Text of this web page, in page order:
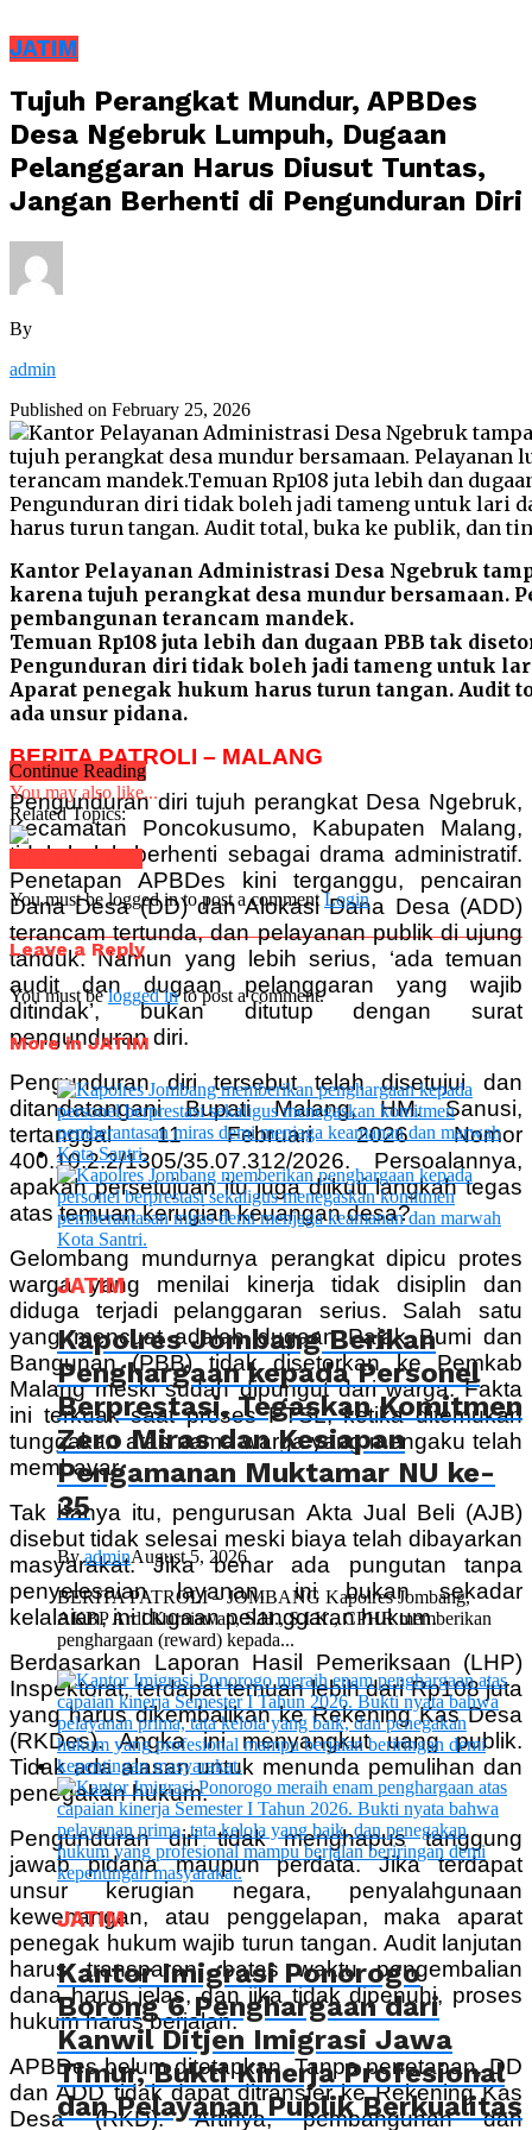
JATIM
Tujuh Perangkat Mundur, APBDes
Desa Ngebruk Lumpuh, Dugaan
Pelanggaran Harus Diusut Tuntas,
Jangan Berhenti di Pengunduran Diri
By
admin
Published on February 25, 2026
Kantor Pelayanan Administrasi Desa Ngebruk
karena tujuh perangkat desa mundur bersamaan.
pembangunan terancam mandek.
Temuan Rp108 juta lebih dan dugaan PBB tak
Pengunduran diri tidak boleh jadi tameng untuk
Aparat penegak hukum harus turun tangan. Audit
ada unsur pidana.
BERITA PATROLI – MALANG
Pengunduran diri tujuh perangkat Desa Ngebruk,
Kecamatan Poncokusumo, Kabupaten Malang,
tidak boleh berhenti sebagai drama administratif.
Penetapan APBDes kini terganggu, pencairan
Dana Desa (DD) dan Alokasi Dana Desa (ADD)
terancam tertunda, dan pelayanan publik di ujung
tanduk. Namun yang lebih serius, ‘ada temuan
audit dan dugaan pelanggaran yang wajib
ditindak’, bukan ditutup dengan surat
pengunduran diri.
Pengunduran diri tersebut telah disetujui dan
ditandatangani Bupati Malang, HM. Sanusi,
tertanggal 11 Februari 2026 Nomor
400.10.2.2/1305/35.07.312/2026. Persoalannya,
apakah persetujuan itu juga diikuti langkah tegas
atas temuan kerugian keuangan desa?
Gelombang mundurnya perangkat dipicu protes
warga yang menilai kinerja tidak disiplin dan
diduga terjadi pelanggaran serius. Salah satu
yang mencuat adalah dugaan Pajak Bumi dan
Bangunan (PBB) tidak disetorkan ke Pemkab
Malang meski sudah dipungut dari warga. Fakta
ini terkuak saat proses PTSL, ketika ditemukan
tunggakan atas nama warga yang mengaku telah
membayar.
Tak hanya itu, pengurusan Akta Jual Beli (AJB)
disebut tidak selesai meski biaya telah dibayarkan
masyarakat. Jika benar ada pungutan tanpa
penyelesaian layanan, ini bukan sekadar
kelalaian, ini dugaan pelanggaran hukum.
Berdasarkan Laporan Hasil Pemeriksaan (LHP)
Inspektorat, terdapat temuan lebih dari Rp108 juta
yang harus dikembalikan ke Rekening Kas Desa
(RKDes). Angka ini menyangkut uang publik.
Tidak ada alasan untuk menunda pemulihan dan
penegakan hukum.
Pengunduran diri tidak menghapus tanggung
jawab pidana maupun perdata. Jika terdapat
unsur kerugian negara, penyalahgunaan
kewenangan, atau penggelapan, maka aparat
penegak hukum wajib turun tangan. Audit lanjutan
harus transparan, batas waktu pengembalian
dana harus jelas, dan jika tidak dipenuhi, proses
hukum harus berjalan.
APBDes belum ditetapkan. Tanpa penetapan, DD
dan ADD tidak dapat ditransfer ke Rekening Kas
Desa (RKD). Artinya, pembangunan dan
Continue Reading
You may also like...
Related Topics:
You must be logged in to post a commentLogin
Leave a Reply
You must belogged into post a comment.
More in JATIM
JATIM
Kapolres Jombang Berikan
Penghargaan kepada Personel
Berprestasi, Tegaskan Komitmen
Zero Miras dan Kesiapan
Pengamanan Muktamar NU ke-
35
ByadminAugust 5, 2026
BERITA PATROLI – JOMBANG Kapolres Jombang,
AKBP Ardi Kurniawan, S.H., S.I.K., CPHR memberikan
penghargaan (reward) kepada...
JATIM
Kantor Imigrasi Ponorogo
Borong 6 Penghargaan dari
Kanwil Ditjen Imigrasi Jawa
Timur, Bukti Kinerja Profesional
dan Pelayanan Publik Berkualitas